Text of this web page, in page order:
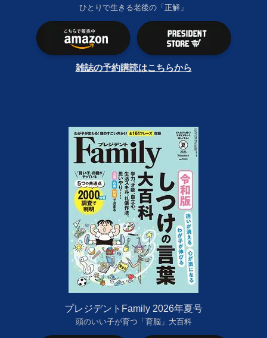
ひとりで生きる老後の「正解」
雑誌の予約購読はこちらから
プレジデントFamily 2026年夏号
頭のいい子が育つ「育脳」大百科